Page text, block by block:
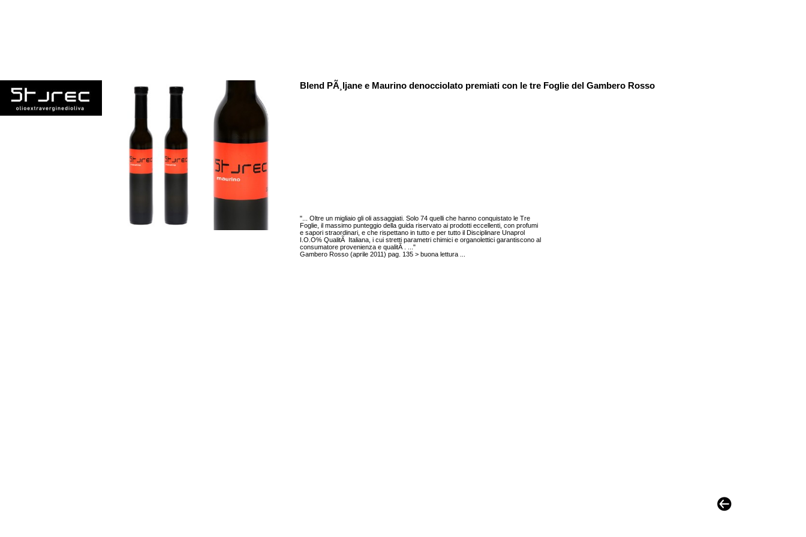
Blend PÃ¸ljane e Maurino denocciolato premiati con le tre Foglie del Gambero Rosso
"... Oltre un migliaio gli oli assaggiati. Solo 74 quelli che hanno conquistato le Tre
Foglie, il massimo punteggio della guida riservato ai prodotti eccellenti, con profumi
e sapori straordinari, e che rispettano in tutto e per tutto il Disciplinare Unaprol
I.O.O% QualitÃ Italiana, i cui stretti parametri chimici e organolettici garantiscono al
consumatore provenienza e qualitÃ . ..."
Gambero Rosso (aprile 2011) pag. 135 > buona lettura ...